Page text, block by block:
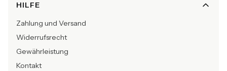
HILFE
Zahlung und Versand
Widerrufsrecht
Gewährleistung
Kontakt